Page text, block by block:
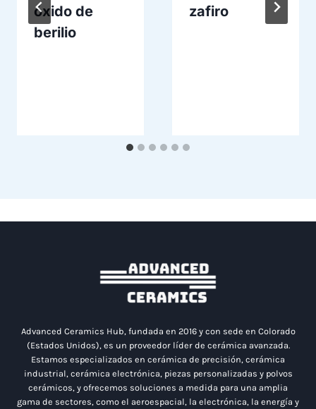
óxido de
berilio
zafiro
Advanced Ceramics Hub, fundada en 2016 y con sede en Colorado
(Estados Unidos), es un proveedor líder de cerámica avanzada.
Estamos especializados en cerámica de precisión, cerámica
industrial, cerámica electrónica, piezas personalizadas y polvos
cerámicos, y ofrecemos soluciones a medida para una amplia
gama de sectores, como el aeroespacial, la electrónica, la energía y